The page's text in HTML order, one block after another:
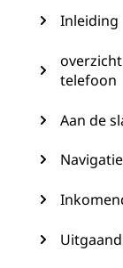
Inleiding
overzicht
telefoon
Aan de
Navigatie